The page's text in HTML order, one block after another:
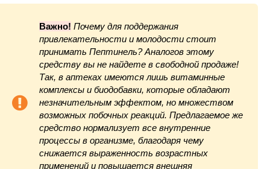
Важно! Почему для поддержания
привлекательности и молодости стоит
принимать Пептинель? Аналогов этому
средству вы не найдете в свободной продаже!
Так, в аптеках имеются лишь витаминные
комплексы и биодобавки, которые обладают
незначительным эффектом, но множеством
возможных побочных реакций. Предлагаемое же
средство нормализует все внутренние
процессы в организме, благодаря чему
снижается выраженность возрастных
применений и повышается внешняя